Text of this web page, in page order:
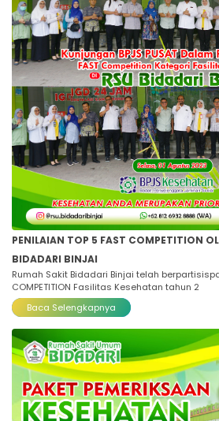
PENILAIAN TOP 5 FAST COMPETITION
BIDADARI BINJAI
Rumah Sakit Bidadari Binjai telah
COMPETITION Fasilitas Kesehatan tahun 2
Baca Selengkapnya